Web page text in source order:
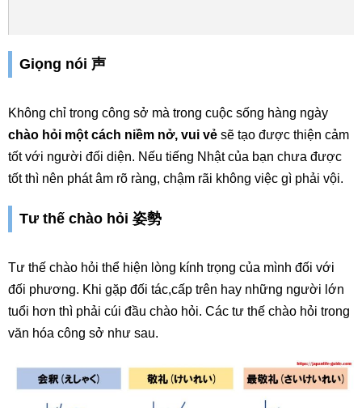
Giọng nói 声
Không chỉ trong công sở mà trong cuộc sống hàng ngày
chào hỏi một cách niềm nở, vui vẻ sẽ tạo được thiện cảm
tốt với người đối diện. Nếu tiếng Nhật của bạn chưa được
tốt thì nên phát âm rõ ràng, chậm rãi không việc gì phải vội.
Tư thế chào hỏi 姿勢
Tư thế chào hỏi thể hiện lòng kính trọng của mình đối với
đối phương. Khi gặp đối tác,cấp trên hay những người lớn
tuổi hơn thì phải cúi đầu chào hỏi. Các tư thế chào hỏi trong
văn hóa công sở như sau.